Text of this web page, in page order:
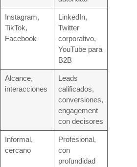
Instagram,
TikTok,
Facebook
LinkedIn,
Twitter
corporativo,
YouTube para
B2B
Alcance,
interacciones
Leads
calificados,
conversiones,
engagement
con decisores
Informal,
cercano
Profesional,
con
profundidad